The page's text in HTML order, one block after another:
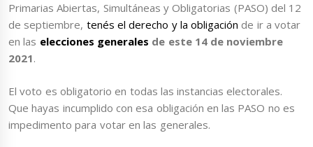
Primarias Abiertas, Simultáneas y Obligatorias (PASO) del 12
de septiembre, tenés el derecho y la obligación de ir a votar
en las elecciones generales de este 14 de noviembre
2021.
El voto es obligatorio en todas las instancias electorales.
Que hayas incumplido con esa obligación en las PASO no es
impedimento para votar en las generales.